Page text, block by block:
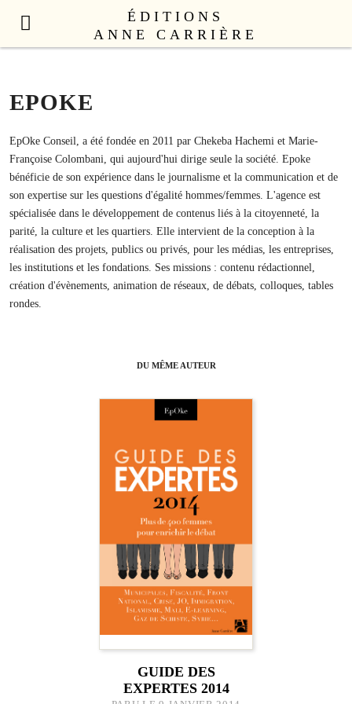
ÉDITIONS
ANNE CARRIÈRE
LITTÉRATURE FRANÇAISE
NON FICTION
ANNE CARRIÈRE UNIVERS
SEX APPEAL
CATALOGUE
AUTEURS
LE COLLECTIF
CONTACT
PROFESSIONNELS
EPOKE
EpOke Conseil, a été fondée en 2011 par Chekeba Hachemi et Marie-
Françoise Colombani, qui aujourd'hui dirige seule la société. Epoke
bénéficie de son expérience dans le journalisme et la communication et de
son expertise sur les questions d'égalité hommes/femmes. L'agence est
spécialisée dans le développement de contenus liés à la citoyenneté, la
parité, la culture et les quartiers. Elle intervient de la conception à la
réalisation des projets, publics ou privés, pour les médias, les entreprises,
les institutions et les fondations. Ses missions : contenu rédactionnel,
création d'évènements, animation de réseaux, de débats, colloques, tables
rondes.
DU MÊME AUTEUR
GUIDE DES
EXPERTES 2014